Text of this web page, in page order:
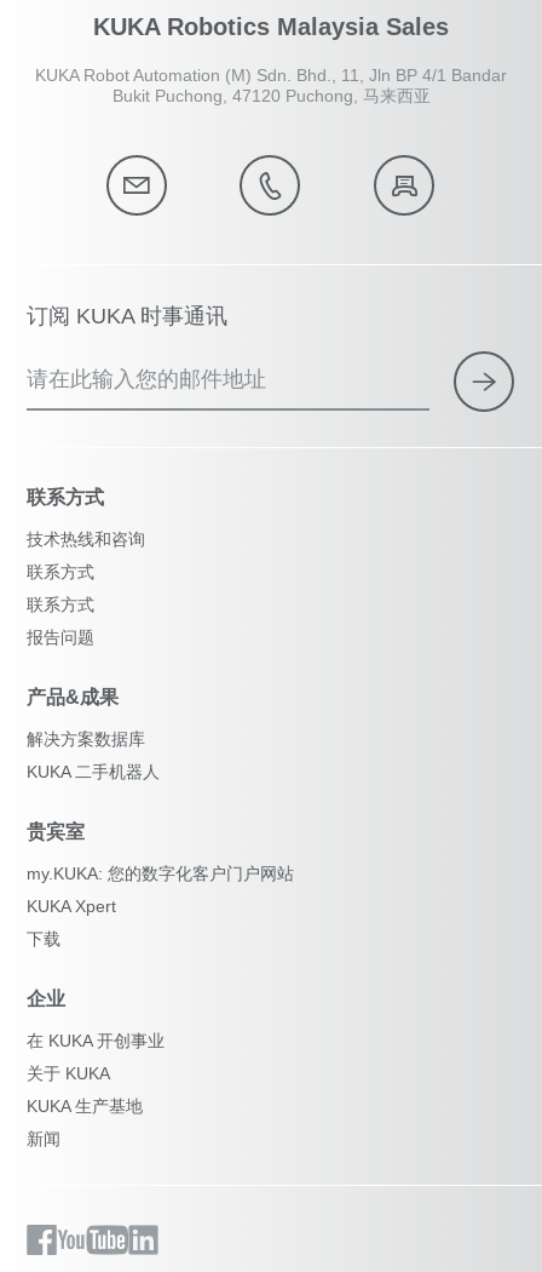
KUKA Robotics Malaysia Sales
KUKA Robot Automation (M) Sdn. Bhd., 11, Jln BP 4/1 Bandar
Bukit Puchong, 47120 Puchong, 马来西亚
订阅 KUKA 时事通讯
请在此输入您的邮件地址
联系方式
技术热线和咨询
联系方式
联系方式
报告问题
产品&成果
解决方案数据库
KUKA 二手机器人
贵宾室
my.KUKA: 您的数字化客户门户网站
KUKA Xpert
下载
企业
在 KUKA 开创事业
关于 KUKA
KUKA 生产基地
新闻